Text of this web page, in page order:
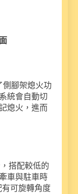
側腳架熄火功
統會自動切
熄火，進而
搭配較低的
車與駐車時
有可旋轉角度